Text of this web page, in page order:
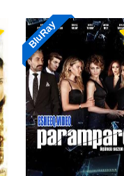
BluRay